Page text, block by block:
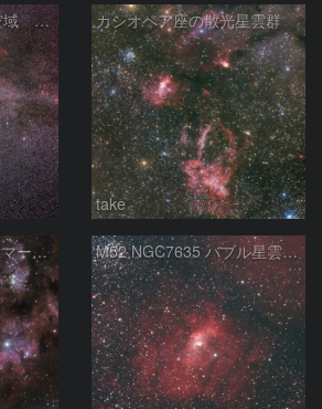
カシオペア座付近の空域 260720 カシオペア座の散光星雲群
take
Ced214 クエスチョンマーク星雲の“心臓部” M52 NGC7635 バブル星雲 Sh2-159 カシオペア座